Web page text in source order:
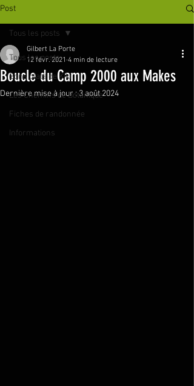
Post
Tous les posts
Bons plats de Kiki
Les Chemins de Botanique
Fiches de randonnée
Informations
Tous les posts
Boucle du Camp 2000 aux Makes
Gilbert La Porte
12 févr. 2021 4 min de lecture
Dernière mise à jour :3 août 2024